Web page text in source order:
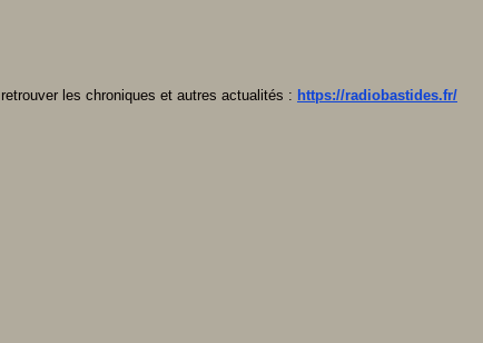
les chroniques et autres actualités : https://radiobastides.fr/